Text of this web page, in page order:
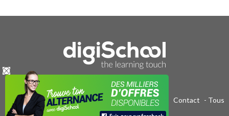
Publicité sur le réseau digiSchool - C.G.U/C.G.V Contact - Tous
droits réservés 2011-2020